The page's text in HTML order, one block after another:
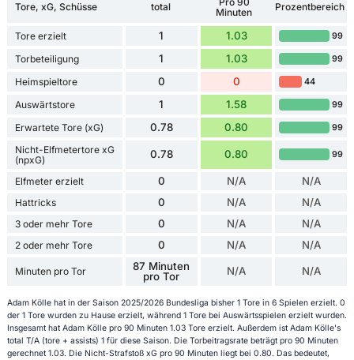
Tore, xG, Schüsse total
Minuten
Prozentbereich
Tore erzielt 1 1.03 99
Torbeteiligung 1 1.03 99
Heimspieltore 0 0 44
Auswärtstore 1 1.58 99
Erwartete Tore (xG) 0.78 0.80 99
Nicht-Elfmetertore xG
(npxG)
0.78 0.80 99
Elfmeter erzielt 0 N/A N/A
Hattricks 0 N/A N/A
3 oder mehr Tore 0 N/A N/A
2 oder mehr Tore 0 N/A N/A
Minuten pro Tor
87 Minuten
pro Tor
N/A N/A
Adam Kölle hat in der Saison 2025/2026 Bundesliga bisher 1 Tore in 6 Spielen erzielt. 0
der 1 Tore wurden zu Hause erzielt, während 1 Tore bei Auswärtsspielen erzielt wurden.
Insgesamt hat Adam Kölle pro 90 Minuten 1.03 Tore erzielt. Außerdem ist Adam Kölle's
total T/A (tore + assists) 1 für diese Saison. Die Torbeitragsrate beträgt pro 90 Minuten
gerechnet 1.03. Die Nicht-Strafstoß xG pro 90 Minuten liegt bei 0.80. Das bedeutet,